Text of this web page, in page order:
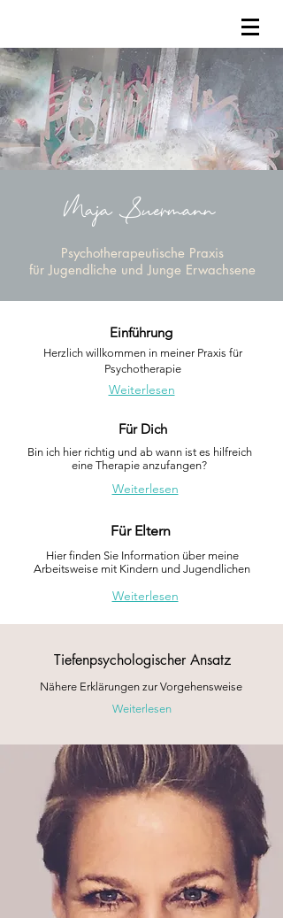
Maja Suermann
Psychotherapeutische Praxis
für Jugendliche und Junge Erwachsene
Einführung
Herzlich willkommen in meiner Praxis für
Psychotherapie
Weiterlesen
Für Dich
Bin ich hier richtig und ab wann ist es hilfreich
eine Therapie anzufangen?
Weiterlesen
Für Eltern
Hier finden Sie Information über meine
Arbeitsweise mit Kindern und Jugendlichen
Weiterlesen
Tiefenpsychologischer Ansatz
Nähere Erklärungen zur Vorgehensweise
Weiterlesen